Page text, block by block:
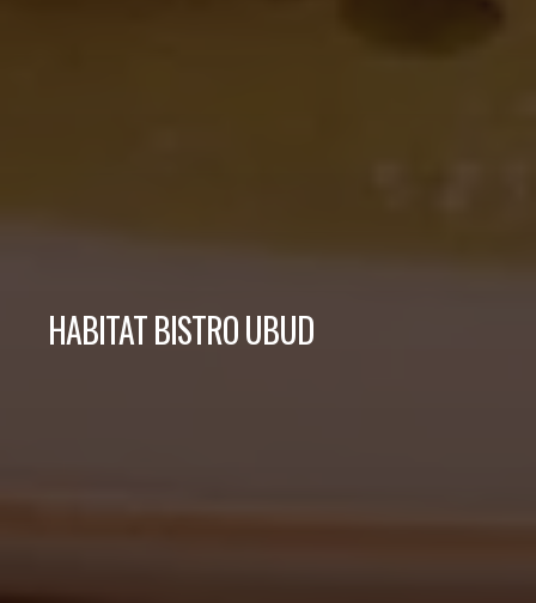
HABITAT BISTRO UBUD